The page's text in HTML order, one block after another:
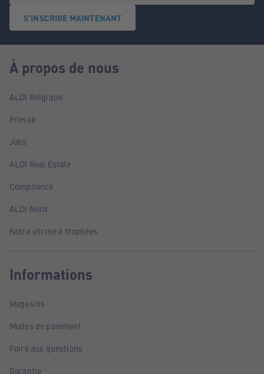
S'INSCRIRE MAINTENANT
À propos de nous
ALDI Belgique
Presse
Jobs
ALDI Real Estate
Compliance
ALDI Nord
Notre vitrine à trophées
Informations
Magasins
Modes de paiement
Foire aux questions
Garantie